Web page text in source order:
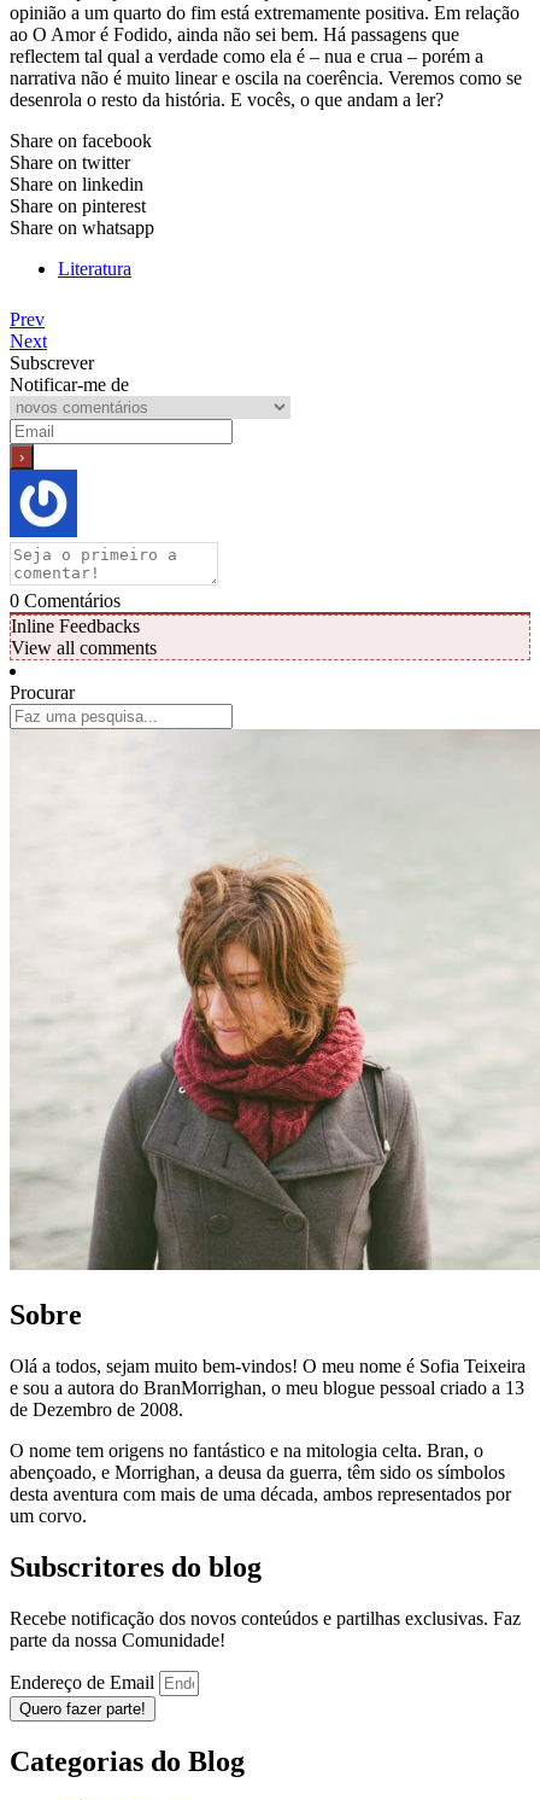
opinião a um quarto do fim está extremamente positiva. Em relação
ao O Amor é Fodido, ainda não sei bem. Há passagens que
reflectem tal qual a verdade como ela é – nua e crua – porém a
narrativa não é muito linear e oscila na coerência. Veremos como se
desenrola o resto da história. E vocês, o que andam a ler?
Share on facebook
Share on twitter
Share on linkedin
Share on pinterest
Share on whatsapp
Literatura
Prev
Next
Subscrever
Notificar-me de
0 Comentários
Inline Feedbacks
View all comments
Procurar
Sobre
Olá a todos, sejam muito bem-vindos! O meu nome é Sofia Teixeira
e sou a autora do BranMorrighan, o meu blogue pessoal criado a 13
de Dezembro de 2008.
O nome tem origens no fantástico e na mitologia celta. Bran, o
abençoado, e Morrighan, a deusa da guerra, têm sido os símbolos
desta aventura com mais de uma década, ambos representados por
um corvo.
Subscritores do blog
Recebe notificação dos novos conteúdos e partilhas exclusivas. Faz
parte da nossa Comunidade!
Endereço de Email
Quero fazer parte!
Categorias do Blog